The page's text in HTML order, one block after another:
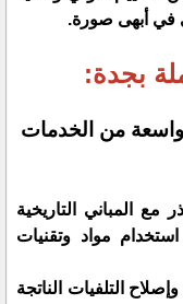
في أبهى صورة.
بجدة:
من الخدمات
مع المباني التاريخية
مواد وتقنيات
التلفيات الناتجة